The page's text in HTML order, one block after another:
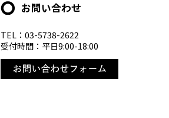
お問い合わせ
TEL：03-5738-2622
受付時間：平日9:00-18:00